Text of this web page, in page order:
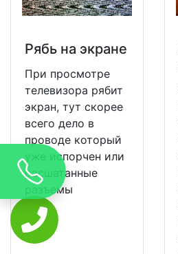
Рябь на экране
При просмотре
телевизора рябит
экран, тут скорее
всего дело в
проводе который
уже испорчен или
расшатанные
разъемы